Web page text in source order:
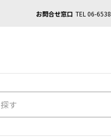
お問合せ窓口 TEL 06-